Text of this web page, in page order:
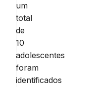
um
total
de
10
adolescentes
foram
identificados